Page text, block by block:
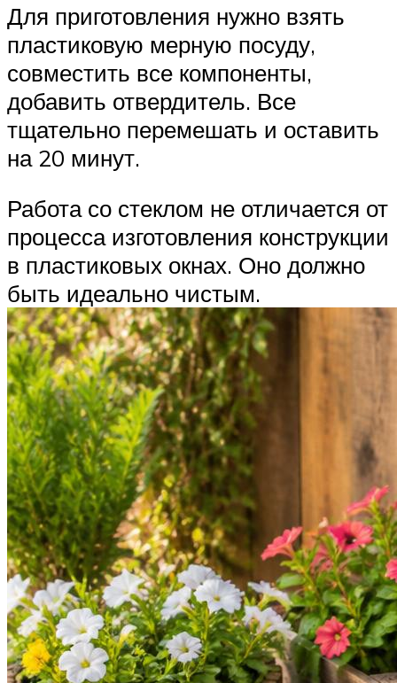
Для приготовления нужно взять
пластиковую мерную посуду,
совместить все компоненты,
добавить отвердитель. Все
тщательно перемешать и оставить
на 20 минут.
Работа со стеклом не отличается от
процесса изготовления конструкции
в пластиковых окнах. Оно должно
быть идеально чистым.